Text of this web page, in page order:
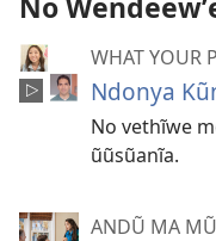
WHAT YOUR
Ndonya
No vethĩwe
ũũsũanĩa.
ANDŨ MA